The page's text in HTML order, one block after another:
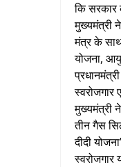
कि सरकार
मुख्यमंत्री
मंत्र के
योजना,
मुख्यमंत्री
तीन गैस
दीदी
स्वरोजगार